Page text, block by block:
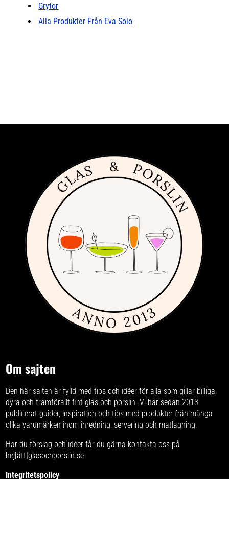
Grytor
Alla Produkter Från Eva Solo
Om sajten
Den här sajten är fylld med tips och idéer för alla som gillar billiga,
dyra och framförallt fint glas och porslin. Vi har sedan 2013
publicerat guider, inspiration och tips med produkter från många
olika varumärken inom inredning, servering och matlagning.
Har du förslag och idéer får du gärna kontakta oss på
hej[ätt]glasochporslin.se
Integritetspolicy